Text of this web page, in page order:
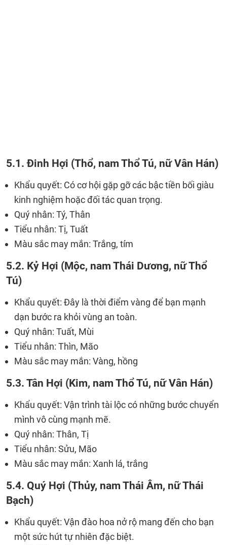
5.1. Đinh Hợi (Thổ, nam Thổ Tú, nữ Vân Hán)
Khẩu quyết: Có cơ hội gặp gỡ các bậc tiền bối giàu
kinh nghiệm hoặc đối tác quan trọng.
Quý nhân: Tý, Thân
Tiểu nhân: Tị, Tuất
Màu sắc may mắn: Trắng, tím
5.2. Kỷ Hợi (Mộc, nam Thái Dương, nữ Thổ
Tú)
Khẩu quyết: Đây là thời điểm vàng để bạn mạnh
dạn bước ra khỏi vùng an toàn.
Quý nhân: Tuất, Mùi
Tiểu nhân: Thìn, Mão
Màu sắc may mắn: Vàng, hồng
5.3. Tân Hợi (Kim, nam Thổ Tú, nữ Vân Hán)
Khẩu quyết: Vận trình tài lộc có những bước chuyển
mình vô cùng mạnh mẽ.
Quý nhân: Thân, Tị
Tiểu nhân: Sửu, Mão
Màu sắc may mắn: Xanh lá, trắng
5.4. Quý Hợi (Thủy, nam Thái Âm, nữ Thái
Bạch)
Khẩu quyết: Vận đào hoa nở rộ mang đến cho bạn
một sức hút tự nhiên đặc biệt.